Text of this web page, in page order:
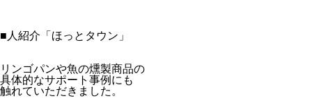
■人紹介「ほっとタウン」
リンゴパンや魚の燻製商品の
具体的なサポート事例にも
触れていただきました。